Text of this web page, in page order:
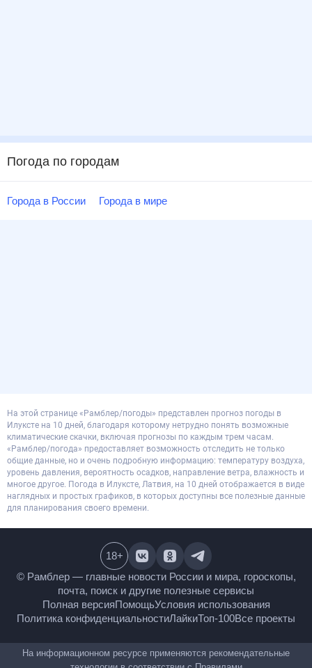
Погода по городам
Города в России Города в мире
На этой странице «Рамблер/погоды» представлен прогноз погоды в
Илуксте на 10 дней, благодаря которому нетрудно понять возможные
климатические скачки, включая прогнозы по каждым трем часам.
«Рамблер/погода» предоставляет возможность отследить не только
общие данные, но и очень подробную информацию: температуру воздуха,
уровень давления, вероятность осадков, направление ветра, влажность и
многое другое. Погода в Илуксте, Латвия, на 10 дней отображается в виде
наглядных и простых графиков, в которых доступны все полезные данные
для планирования своего времени.
© Рамблер — главные новости России и мира,
гороскопы, почта, поиск и другие полезные сервисы
Полная версияПомощьУсловия использования
Политика конфиденциальностиЛайкиТоп-100
18+